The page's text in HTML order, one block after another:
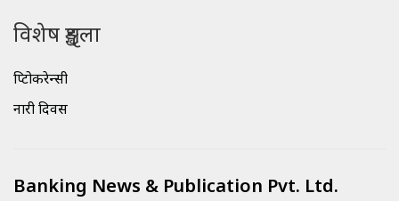
विशेष शृङ्खला
क्रिप्टोकरेन्सी
नारी दिवस
Banking News & Publication Pvt. Ltd.